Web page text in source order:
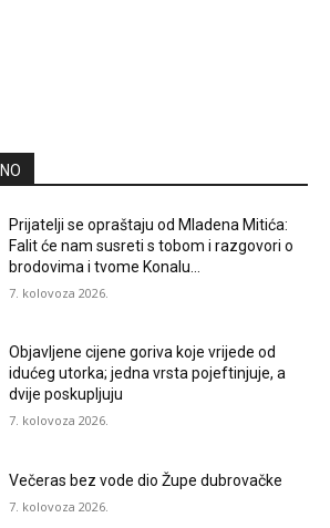
Prijatelji se opraštaju od Mladena Mitića:
Falit će nam susreti s tobom i razgovori o
brodovima i tvome Konalu…
7. kolovoza 2026.
Objavljene cijene goriva koje vrijede od
idućeg utorka; jedna vrsta pojeftinjuje, a
dvije poskupljuju
7. kolovoza 2026.
Večeras bez vode dio Župe dubrovačke
7. kolovoza 2026.